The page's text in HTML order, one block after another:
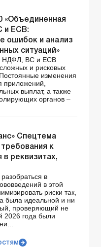
«Объединенная
и ЕСВ:
ошибок и анализ
ситуаций»
НДФЛ, ВС и ЕСВ
и рисковых
изменения
приложений,
выплат, а также
органов –
Спецтема
к
реквизитах,
в
в этой
риски так,
была идеальной и ни
проверяющий не
2026 года были